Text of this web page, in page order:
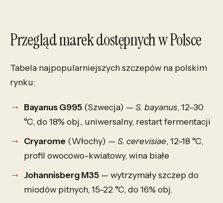
Przegląd marek dostępnych w Polsce
Tabela najpopularniejszych szczepów na polskim
rynku:
Bayanus G995 (Szwecja) — S. bayanus, 12–30
°C, do 18% obj., uniwersalny, restart fermentacji
Cryarome (Włochy) — S. cerevisiae, 12–18 °C,
profil owocowo-kwiatowy, wina białe
Johannisberg M35 — wytrzymały szczep do
miodów pitnych, 15–22 °C, do 16% obj.